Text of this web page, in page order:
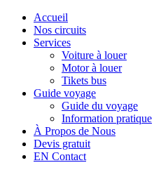
Accueil
Nos circuits
Services
Voiture à louer
Motor à louer
Tikets bus
Guide voyage
Guide du voyage
Information pratique
À Propos de Nous
Devis gratuit
EN Contact